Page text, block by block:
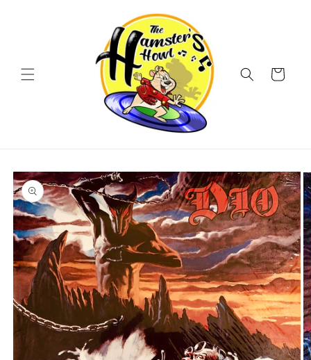
Carrello
Passa alle
informazioni
sul prodotto